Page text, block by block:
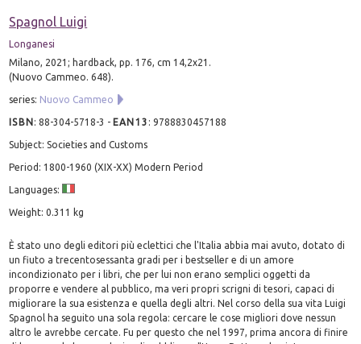
Spagnol Luigi
Longanesi
Milano, 2021; hardback, pp. 176, cm 14,2x21.
(Nuovo Cammeo. 648).
series: Nuovo Cammeo
ISBN:88-304-5718-3 - EAN13 :9788830457188
Subject: Societies and Customs
Period: 1800-1960 (XIX-XX) Modern Period
Languages:
Weight: 0.311 kg
È stato uno degli editori più eclettici che l'Italia abbia mai avuto, dotato di
un fiuto a trecentosessanta gradi per i bestseller e di un amore
incondizionato per i libri, che per lui non erano semplici oggetti da
proporre e vendere al pubblico, ma veri propri scrigni di tesori, capaci di
migliorare la sua esistenza e quella degli altri. Nel corso della sua vita Luigi
Spagnol ha seguito una sola regola: cercare le cose migliori dove nessun
altro le avrebbe cercate. Fu per questo che nel 1997, prima ancora di finire